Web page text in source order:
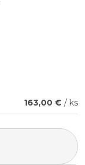
163,00 € / ks